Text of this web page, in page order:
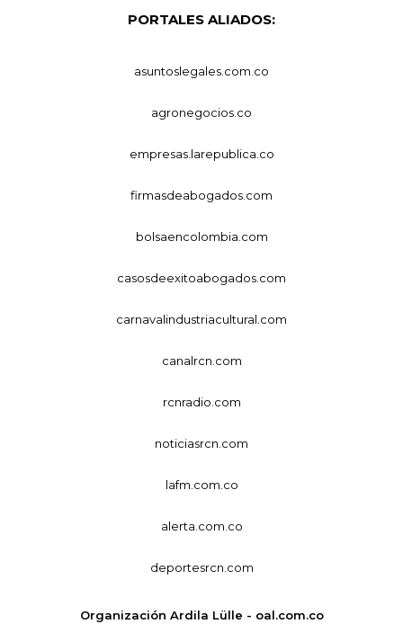
PORTALES ALIADOS:
asuntoslegales.com.co
agronegocios.co
empresas.larepublica.co
firmasdeabogados.com
bolsaencolombia.com
casosdeexitoabogados.com
carnavalindustriacultural.com
canalrcn.com
rcnradio.com
noticiasrcn.com
lafm.com.co
alerta.com.co
deportesrcn.com
Organización Ardila Lülle - oal.com.co